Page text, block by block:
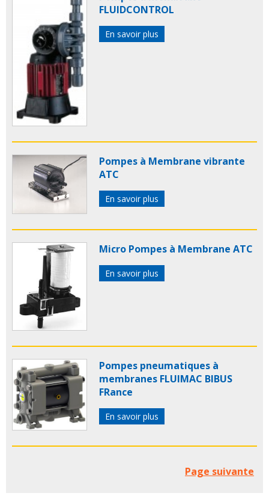
FLUIDCONTROL
En savoir plus
Pompes à Membrane vibrante
ATC
En savoir plus
Micro Pompes à Membrane ATC
En savoir plus
Pompes pneumatiques à
membranes FLUIMAC BIBUS
FRance
En savoir plus
Page suivante